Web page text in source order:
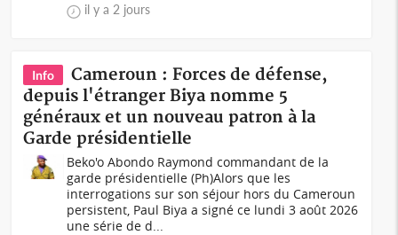
il y a 2 jours
Info
Cameroun : Forces de défense,
depuis l'étranger Biya nomme 5
généraux et un nouveau patron à la
Garde présidentielle
Beko'o Abondo Raymond commandant de la
garde présidentielle (Ph)Alors que les
interrogations sur son séjour hors du Cameroun
persistent, Paul Biya a signé ce lundi 3 août 2026
une série de d...